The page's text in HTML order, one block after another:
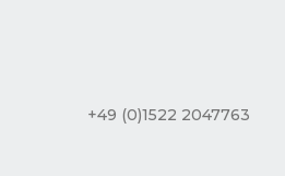
+49 (0)1522 2047763